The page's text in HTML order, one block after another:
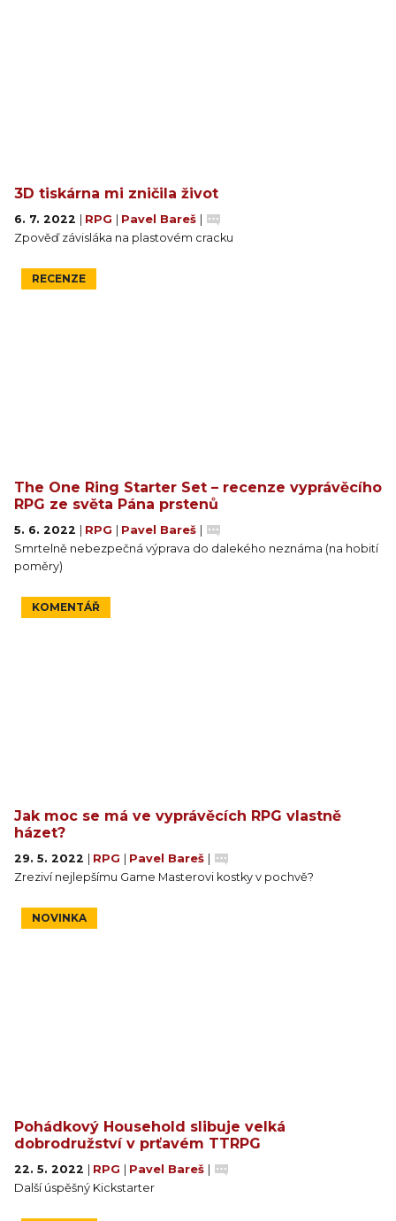
3D tiskárna mi zničila život
6. 7. 2022 | RPG | Pavel Bareš |
Zpověď závisláka na plastovém cracku
RECENZE
The One Ring Starter Set – recenze vyprávěcího
RPG ze světa Pána prstenů
5. 6. 2022 | RPG | Pavel Bareš |
Smrtelně nebezpečná výprava do dalekého neznáma (na hobití
poměry)
KOMENTÁŘ
Jak moc se má ve vyprávěcích RPG vlastně
házet?
29. 5. 2022 | RPG | Pavel Bareš |
Zreziví nejlepšímu Game Masterovi kostky v pochvě?
NOVINKA
Pohádkový Household slibuje velká
dobrodružství v prťavém TTRPG
22. 5. 2022 | RPG | Pavel Bareš |
Další úspěšný Kickstarter